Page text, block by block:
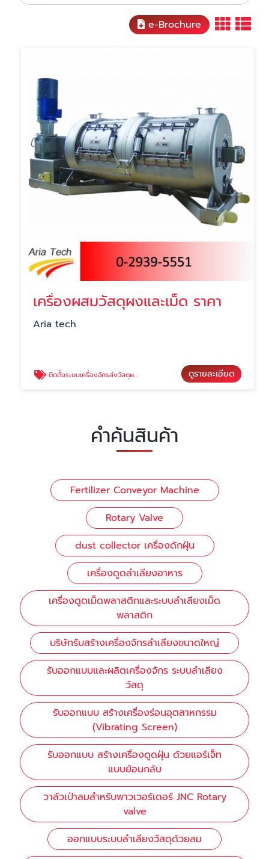
e-Brochure
เครื่องผสมวัสดุผงและเม็ด ราคา
Aria tech
ติดตั้งระบบเครื่องจักรส่งวัสดุผง ดูรายละเอียด
คำค้นสินค้า
Fertilizer Conveyor Machine
Rotary Valve
dust collector เครื่องดักฝุ่น
เครื่องดูดลำเลียงอาหาร
เครื่องดูดเม็ดพลาสติกและระบบลำเลียงเม็ด
พลาสติก
บริษัทรับสร้างเครื่องจักรลำเลียงขนาดใหญ่
รับออกแบบและผลิตเครื่องจักร ระบบลำเลียง
วัสดุ
รับออกแบบ สร้างเครื่องร่อนอุตสาหกรรม
(Vibrating Screen)
รับออกแบบ สร้างเครื่องดูดฝุ่น ด้วยแอร์เจ็ท
แบบย้อนกลับ
วาล์วเป่าลมสำหรับพาวเวอร์เดอร์ JNC Rotary
valve
ออกแบบระบบลำเลียงวัสดุด้วยลม